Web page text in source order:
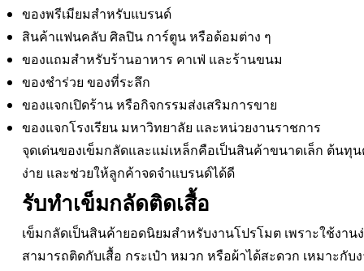
ของพรีเมียมสำหรับแบรนด์
สินค้าแฟนคลับ ศิลปิน การ์ตูน หรือด้อมต่าง ๆ
ของแถมสำหรับร้านอาหาร คาเฟ่ และร้านขนม
ของชำร่วย ของที่ระลึก
ของแจกเปิดร้าน หรือกิจกรรมส่งเสริมการขาย
ของแจกโรงเรียน มหาวิทยาลัย และหน่วยงานราชการ
จุดเด่นของเข็มกลัดและแม่เหล็กคือเป็นสินค้าขนาดเล็ก ต้นทุ
ง่าย และช่วยให้ลูกค้าจดจำแบรนด์ได้ดี
รับทำเข็มกลัดติดเสื้อ
เข็มกลัดเป็นสินค้ายอดนิยมสำหรับงานโปรโมต เพราะใช้งาน
สามารถติดกับเสื้อ กระเป๋า หมวก หรือผ้าได้สะดวก เหมาะกั